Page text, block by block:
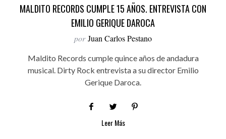
MALDITO RECORDS CUMPLE 15 AÑOS. ENTREVISTA CON
EMILIO GERIQUE DAROCA
por Juan Carlos Pestano
Maldito Records cumple quince años de andadura
musical. Dirty Rock entrevista a su director Emilio
Gerique Daroca.
Leer Más